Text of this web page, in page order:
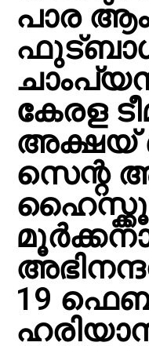
പാര
കേരള
അക്ഷയ്
സെന്റ
19